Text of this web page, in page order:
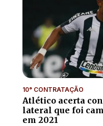
10° CONTRATAÇÃO
Atlético acerta
lateral que foi
em 2021